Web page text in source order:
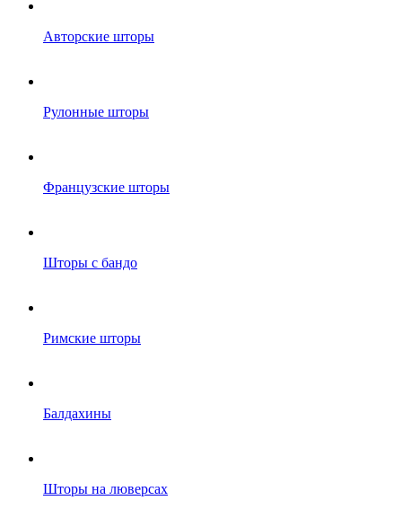
Авторские шторы
Рулонные шторы
Французские шторы
Шторы с бандо
Римские шторы
Балдахины
Шторы на люверсах